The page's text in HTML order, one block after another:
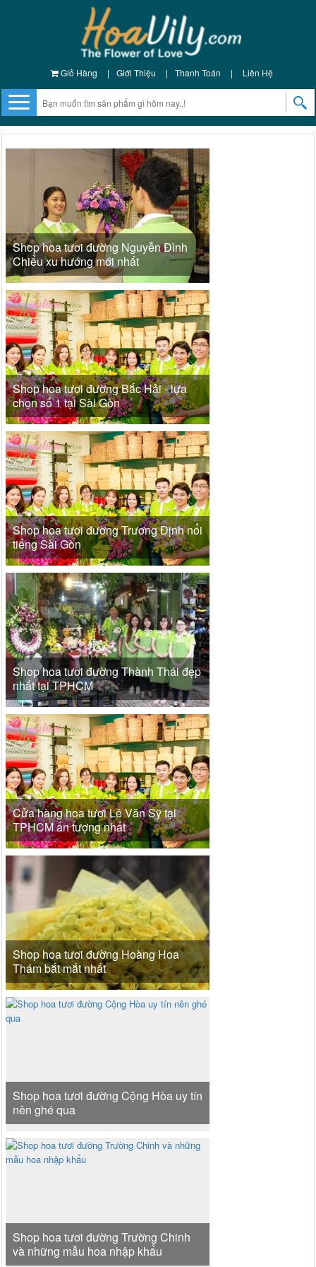
Giỏ Hàng | Giới Thiệu | Thanh Toán | Liên Hệ
Shop hoa tươi đường Nguyễn Đình
Chiểu xu hướng mới nhất
Shop hoa tươi đường Bắc Hải - lựa
chọn số 1 tại Sài Gòn
Shop hoa tươi đường Trương Định nổi
tiếng Sài Gòn
Shop hoa tươi đường Thành Thái đẹp
nhất tại TPHCM
Cửa hàng hoa tươi Lê Văn Sỹ tại
TPHCM ấn tượng nhất
Shop hoa tươi đường Hoàng Hoa
Thám bắt mắt nhất
Shop hoa tươi đường Cộng Hòa uy tín
nên ghé qua
Shop hoa tươi đường Trường Chinh
và những mẫu hoa nhập khẩu